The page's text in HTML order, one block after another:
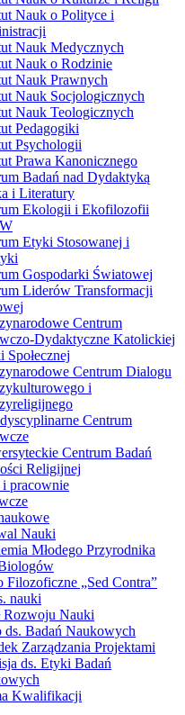
Nauk o Polityce i
Nauk Medycznych
Nauk o Rodzinie
Nauk Prawnych
Nauk Socjologicznych
Nauk Teologicznych
Pedagogiki
Psychologii
Prawa Kanonicznego
Badań nad Dydaktyką
i Literatury
Ekologii i Ekofilozofii
Etyki Stosowanej i
Gospodarki Światowej
Liderów Transformacji
Centrum
Dydaktyczne Katolickiej
Społecznej
Centrum Dialogu
i
Centrum
Centrum Badań
Religijnej
pracownie
Nauki
Młodego Przyrodnika
Filozoficzne „Sed Contra”
nauki
Rozwoju Nauki
ds. Badań Naukowych
Zarządzania Projektami
ds. Etyki Badań
Kwalifikacji